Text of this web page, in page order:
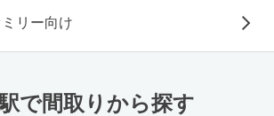
リー向け
で間取りから探す